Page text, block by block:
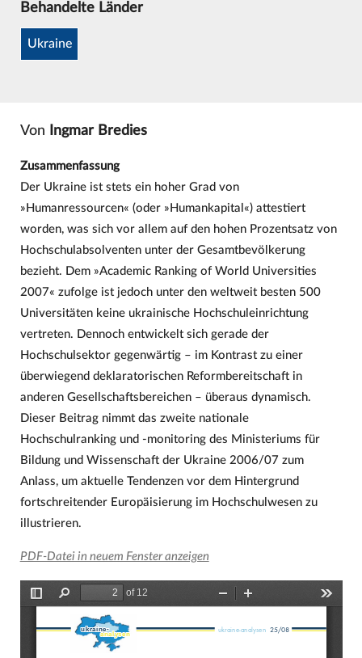
Behandelte Länder
Ukraine
Von Ingmar Bredies
Zusammenfassung
Der Ukraine ist stets ein hoher Grad von
»Humanressourcen« (oder »Humankapital«) attestiert
worden, was sich vor allem auf den hohen Prozentsatz von
Hochschulabsolventen unter der Gesamtbevölkerung
bezieht. Dem »Academic Ranking of World Universities
2007« zufolge ist jedoch unter den weltweit besten 500
Universitäten keine ukrainische Hochschuleinrichtung
vertreten. Dennoch entwickelt sich gerade der
Hochschulsektor gegenwärtig – im Kontrast zu einer
überwiegend deklaratorischen Reformbereitschaft in
anderen Gesellschaftsbereichen – überaus dynamisch.
Dieser Beitrag nimmt das zweite nationale
Hochschulranking und -monitoring des Ministeriums für
Bildung und Wissenschaft der Ukraine 2006/07 zum
Anlass, um aktuelle Tendenzen vor dem Hintergrund
fortschreitender Europäisierung im Hochschulwesen zu
illustrieren.
PDF-Datei in neuem Fenster anzeigen